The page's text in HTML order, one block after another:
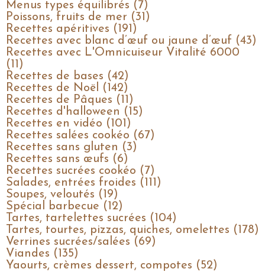
Menus types équilibrés (7)
Poissons, fruits de mer (31)
Recettes apéritives (191)
Recettes avec blanc d’œuf ou jaune d’œuf (43)
Recettes avec L'Omnicuiseur Vitalité 6000
(11)
Recettes de bases (42)
Recettes de Noël (142)
Recettes de Pâques (11)
Recettes d'halloween (15)
Recettes en vidéo (101)
Recettes salées cookéo (67)
Recettes sans gluten (3)
Recettes sans œufs (6)
Recettes sucrées cookéo (7)
Salades, entrées froides (111)
Soupes, veloutés (19)
Spécial barbecue (12)
Tartes, tartelettes sucrées (104)
Tartes, tourtes, pizzas, quiches, omelettes (178)
Verrines sucrées/salées (69)
Viandes (135)
Yaourts, crèmes dessert, compotes (52)